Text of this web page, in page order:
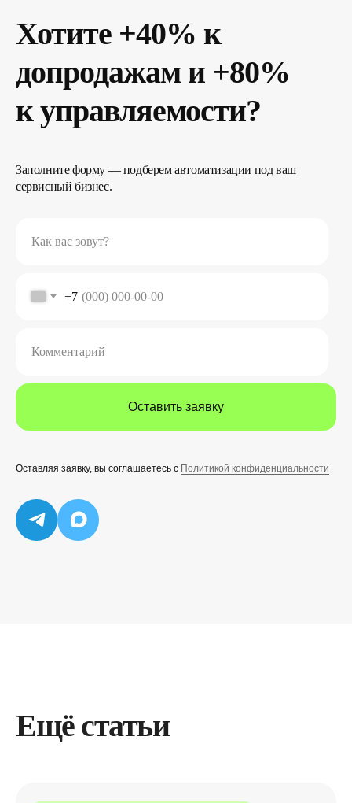
Хотите +40% к
допродажам и +80%
к управляемости?
Заполните форму — подберем автоматизации под ваш
сервисный бизнес.
Как вас зовут?
+7
Комментарий
Оставить заявку
Оставляя заявку, вы соглашаетесь с Политикой конфиденциальности
Ещё статьи